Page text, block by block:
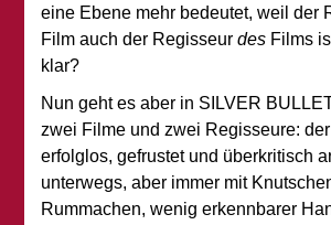
eine Ebene mehr bedeutet, weil der
Film auch der Regisseurdes Films
klar?
Nun geht es aber in SILVER
zwei Filme und zwei Regisseure:
erfolglos, gefrustet und überkritisch
unterwegs, aber immer mit
Rummachen, wenig erkennbarer